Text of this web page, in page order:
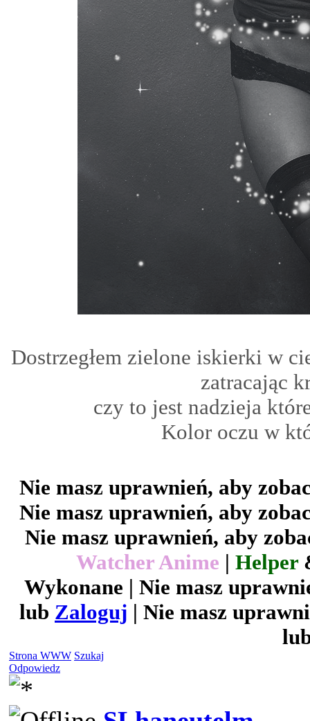
Dostrzegłem zielone iskierki w
zatracając
czy to jest nadzieja
Kolor oczu w
Nie masz uprawnień, aby
Nie masz uprawnień, aby
Nie masz uprawnień, aby
Watcher Anime | Helper
Wykonane | Nie masz
lub Zaloguj | Nie masz
Strona WWW Szukaj
Odpowiedz